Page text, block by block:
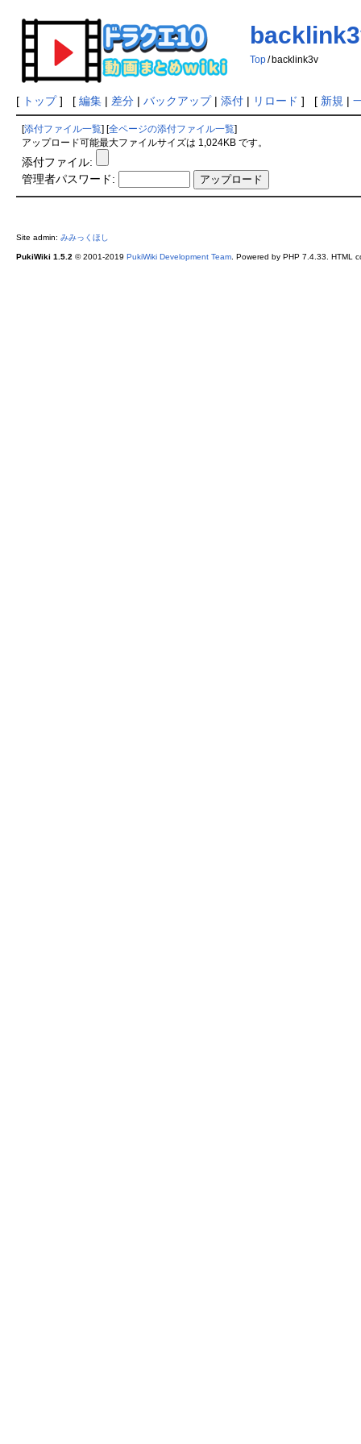
Top / backlink3v
[ トップ] [ 編集| 差分| バックアップ| 添付| リロード ] [ 新規 |
添付ファイル一覧 全ページの添付ファイル一覧
アップロード可能最大ファイルサイズは 1,024KB です。
添付ファイル:
管理者パスワード:
Site admin: みみっくほし
PukiWiki 1.5.2 © 2001-2019 PukiWiki Development Team. Powered by PHP 7.4.33. HTML